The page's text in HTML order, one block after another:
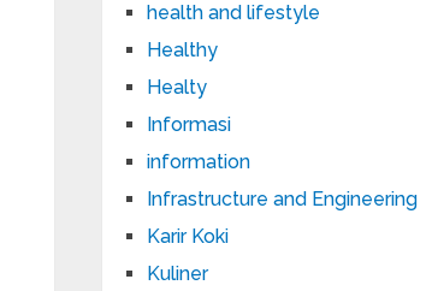
health and lifestyle
Healthy
Healty
Informasi
information
Infrastructure and Engineering
Karir Koki
Kuliner